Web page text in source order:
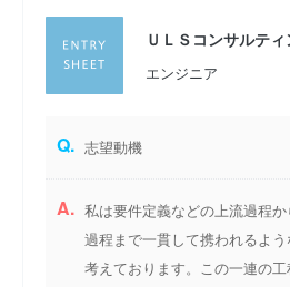
ＵＬＳコンサルテ
エンジニア
Q. 志望動機
A. 私は要件定義などの上流過程
過程まで一貫して携われるよ
考えております。この一連の